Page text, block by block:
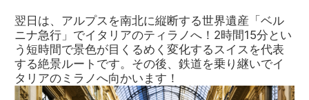
翌日は、アルプスを南北に縦断する世界遺産「ベル
ニナ急行」でイタリアのティラノへ！2時間15分とい
う短時間で景色が目くるめく変化するスイスを代表
する絶景ルートです。その後、鉄道を乗り継いでイ
タリアのミラノへ向かいます！